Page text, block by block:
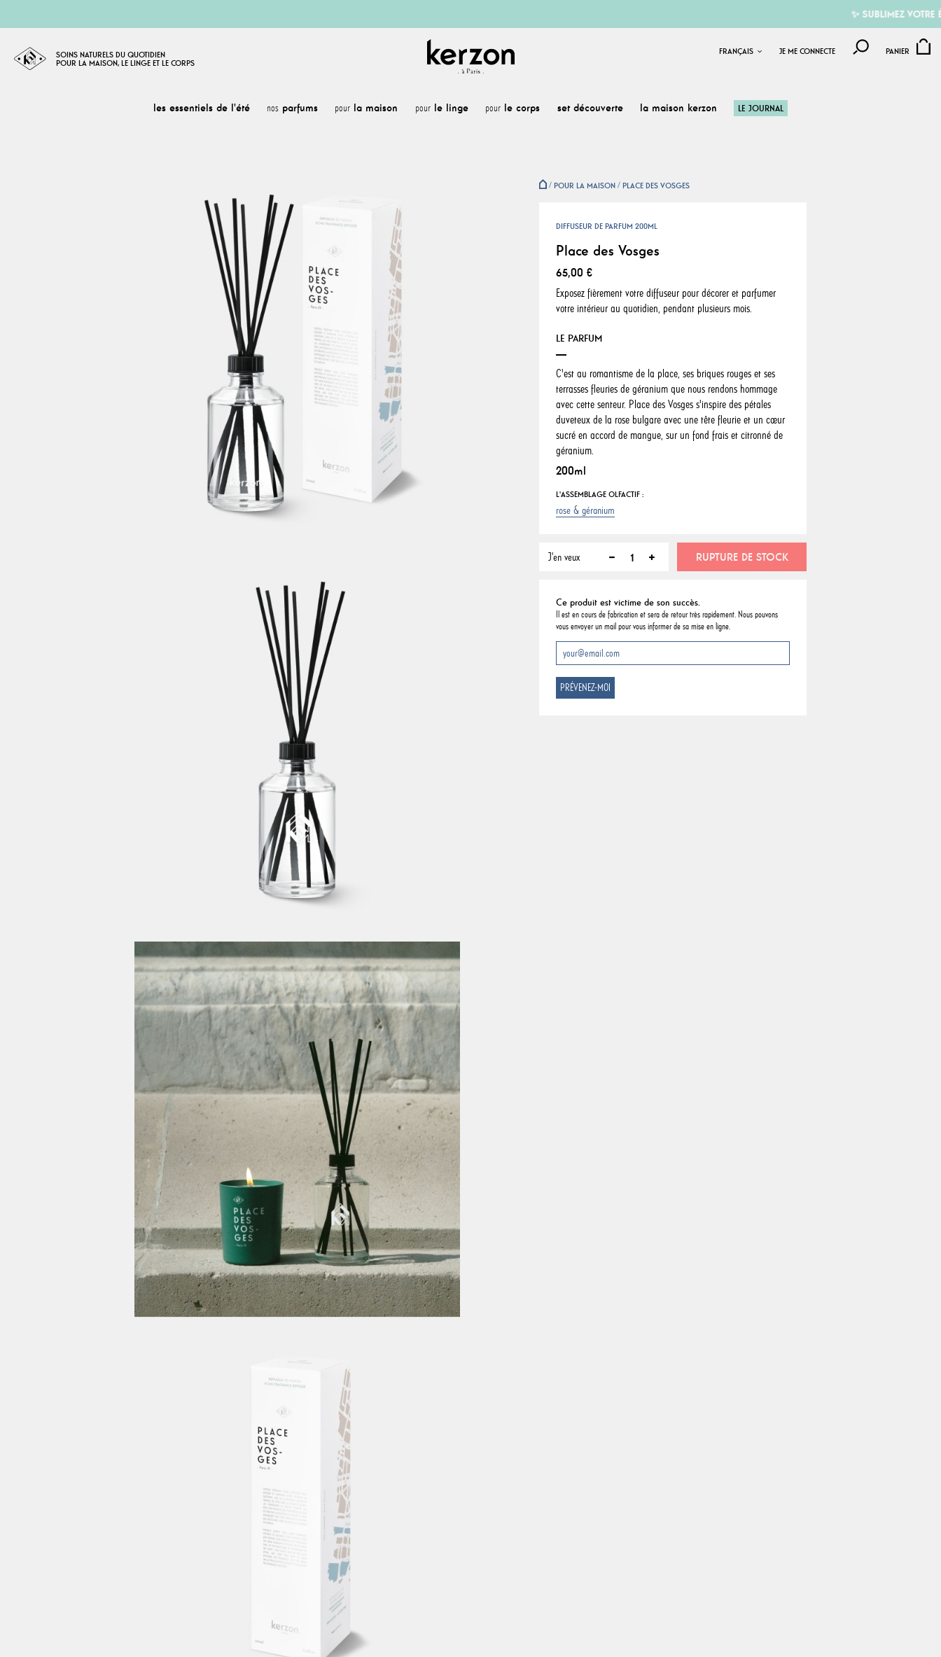
✨ SUBLIMEZ VOTRE ÉTÉ
SOINS NATURELS DU QUOTIDIEN
POUR LA MAISON, LE LINGE ET LE CORPS
FRANÇAIS JE ME CONNECTE PANIER
les essentiels de l'été nos parfums pour la maison pourle linge pour le corps set découverte la maison kerzon LE JOURNAL
POUR LA MAISON PLACE DES VOSGES
DIFFUSEUR DE PARFUM 200ML
Place des Vosges
65,00 €
Exposez fièrement votre diffuseur pour décorer et parfumer
votre intérieur au quotidien, pendant plusieurs mois.
LE PARFUM
C'est au romantisme de la place, ses briques rouges et ses
terrasses fleuries de géranium que nous rendons hommage
avec cette senteur. Place des Vosges s'inspire des pétales
duveteux de la rose bulgare avec une tête fleurie et un cœur
sucré en accord de mangue, sur un fond frais et citronné de
géranium.
200ml
L'ASSEMBLAGE OLFACTIF :
rose & géranium
J'en veux RUPTURE DE STOCK
Ce produit est victime de son succès.
Il est en cours de fabrication et sera de retour très rapidement. Nous pouvons
vous envoyer un mail pour vous informer de sa mise en ligne.
PRÉVENEZ-MOI